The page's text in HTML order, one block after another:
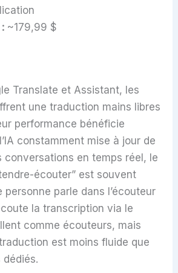
~179,99 $
Translate et Assistant, les
une traduction mains libres
performance bénéficie
constamment mise à jour de
conversations en temps réel, le
écouter” est souvent
personne parle dans l’écouteur
la transcription via le
comme écouteurs, mais
traduction est moins fluide que
dédiés.